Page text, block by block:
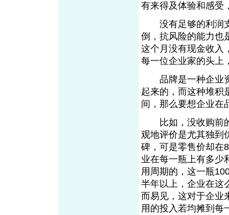
有来得及体验和感受
没有足够的利润支
倒，抗风险的能力也
这个月没有现金收入
每一位企业家的头上
品牌是一种企业资
起来的，而这种堆积
间，那么要想企业在
比如，没收购前的
观地评价是尤其独到
碑，可是零售价却在
业在每一瓶上有多少
用周期的，这一瓶
半年以上，企业在这
而易见，这对于企业
用的投入若均摊到每